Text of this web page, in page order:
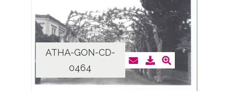
ATHA-GON-CD-
0464